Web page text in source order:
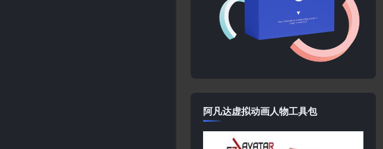
阿凡达虚拟动画人物工具包